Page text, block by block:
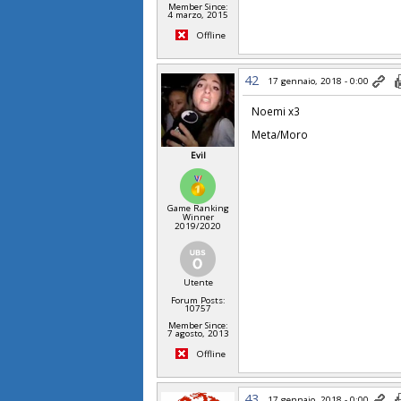
Member Since:
4 marzo, 2015
Offline
Evil
Game Ranking
Winner
2019/2020
Utente
Forum Posts:
10757
Member Since:
7 agosto, 2013
Offline
42 17 gennaio, 2018 - 0:00
Noemi x3
Meta/Moro